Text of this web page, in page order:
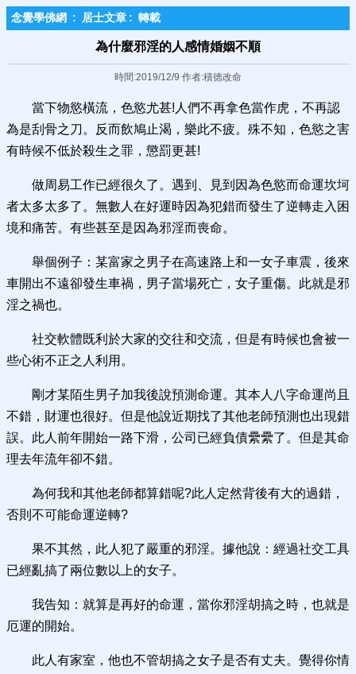
念覺學佛網 : 居士文章 : 轉載
為什麼邪淫的人感情婚姻不順
時間:2019/12/9 作者:積德改命
當下物慾橫流，色慾尤甚!人們不再拿色當作虎，不再認
為是刮骨之刀。反而飲鳩止渴，樂此不疲。殊不知，色慾之害
有時候不低於殺生之罪，懲罰更甚!
做周易工作已經很久了。遇到、見到因為色慾而命運坎坷
者太多太多了。無數人在好運時因為犯錯而發生了逆轉走入困
境和痛苦。有些甚至是因為邪淫而喪命。
舉個例子：某富家之男子在高速路上和一女子車震，後來
車開出不遠卻發生車禍，男子當場死亡，女子重傷。此就是邪
淫之禍也。
社交軟體既利於大家的交往和交流，但是有時候也會被一
些心術不正之人利用。
剛才某陌生男子加我後說預測命運。其本人八字命運尚且
不錯，財運也很好。但是他說近期找了其他老師預測也出現錯
誤。此人前年開始一路下滑，公司已經負債纍纍了。但是其命
理去年流年卻不錯。
為何我和其他老師都算錯呢?此人定然背後有大的過錯，
否則不可能命運逆轉?
果不其然，此人犯了嚴重的邪淫。據他說：經過社交工具
已經亂搞了兩位數以上的女子。
我告知：就算是再好的命運，當你邪淫胡搞之時，也就是
厄運的開始。
此人有家室，他也不管胡搞之女子是否有丈夫。覺得你情